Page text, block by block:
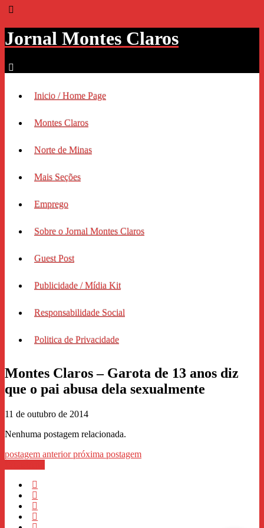
Jornal Montes Claros
Inicio / Home Page
Montes Claros
Norte de Minas
Mais Seções
Emprego
Sobre o Jornal Montes Claros
Guest Post
Publicidade / Mídia Kit
Responsabilidade Social
Politica de Privacidade
Montes Claros – Garota de 13 anos diz
que o pai abusa dela sexualmente
11 de outubro de 2014
Nenhuma postagem relacionada.
postagem anteriorpróxima postagem